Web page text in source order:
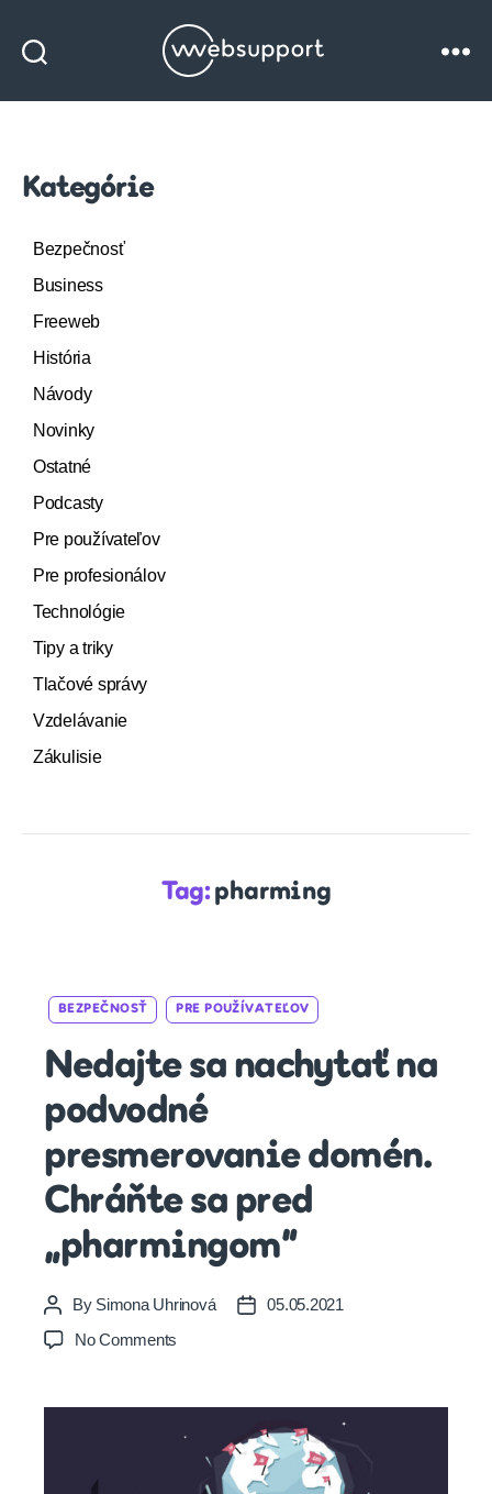
Websupport
Kategórie
Bezpečnosť
Business
Freeweb
História
Návody
Novinky
Ostatné
Podcasty
Pre používateľov
Pre profesionálov
Technológie
Tipy a triky
Tlačové správy
Vzdelávanie
Zákulisie
Tag: pharming
Categories
BEZPEČNOSŤ PRE POUŽÍVATEĽOV
Nedajte sa nachytať na
podvodné
presmerovanie domén.
Chráňte sa pred
„pharmingom“
Post
author
By Simona Uhrinová
Post05.05.2021
No Comments
nachytať
na
podvodné
presmerovanie